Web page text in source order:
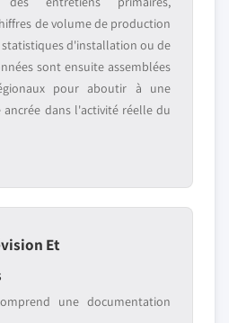
de volume de production
d'installation ou de
sont ensuite assemblées
pour aboutir à une
dans l'activité réelle du
Et
une documentation